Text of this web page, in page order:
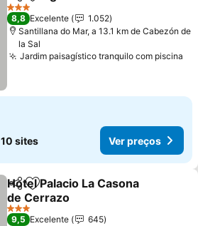
3 Estrelas
8,8 Excelente
1.052
Santillana do Mar, a 13.1 km de Cabezón de
la Sal
Jardim paisagístico tranquilo com piscina
10 sites Ver preços
PartilharAdicionar aos favoritos
Hotel Palacio La Casona
de Cerrazo
3 Estrelas
9,5 Excelente
645